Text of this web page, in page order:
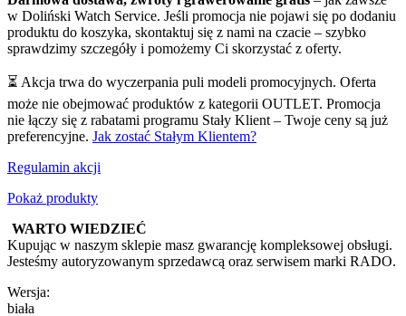
w Doliński Watch Service. Jeśli promocja nie pojawi się po dodaniu
produktu do koszyka, skontaktuj się z nami na czacie – szybko
sprawdzimy szczegóły i pomożemy Ci skorzystać z oferty.
⏳ Akcja trwa do wyczerpania puli modeli promocyjnych. Oferta
może nie obejmować produktów z kategorii OUTLET. Promocja
nie łączy się z rabatami programu Stały Klient – Twoje ceny są już
preferencyjne. Jak zostać Stałym Klientem?
Regulamin akcji
Pokaż produkty
WARTO WIEDZIEĆ
Kupując w naszym sklepie masz gwarancję kompleksowej obsługi.
Jesteśmy autoryzowanym sprzedawcą oraz serwisem marki RADO.
Wersja:
biała